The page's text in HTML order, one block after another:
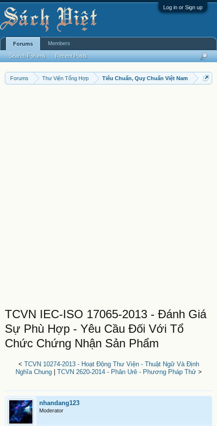
Log in or Sign up
Forums Thư Viện Tổng Hợp Tiêu Chuẩn, Quy Chuẩn Việt Nam
TCVN IEC-ISO 17065-2013 - Đánh Giá
Sự Phù Hợp - Yêu Cầu Đối Với Tổ
Chức Chứng Nhận Sản Phẩm
< TCVN 10274-2013 - Hoạt Động Thư Viện - Thuật Ngữ Và Định
Nghĩa Chung| TCVN 2620-2014 - Phân Urê - Phương Pháp Thử>
nhandang123
Moderator
Forums
Search Forums Recent Posts
Members